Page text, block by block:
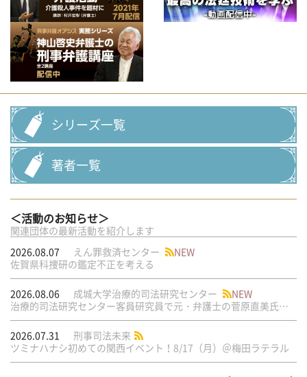
シリーズ一覧
著者一覧
＜活動のお知らせ＞
関連団体の最新活動を紹介します
2026.08.07
えん罪救済センター
NEW
佐賀県科捜研の鑑定不正を考える
2026.08.06 成城大学治療的司法研究センター
NEW
治療的司法研究センター客員研究員で元・弁護士の菅原直美氏の論文が公刊されました
2026.07.31
刑事司法未来
ツミナハナシ初めての関西イベント！8/17（月）＠梅田ラテラル